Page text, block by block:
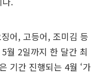
어, 고등어, 조미김 등
월 2일까지 한 달간 최
기간 진행되는 4월 ‘가